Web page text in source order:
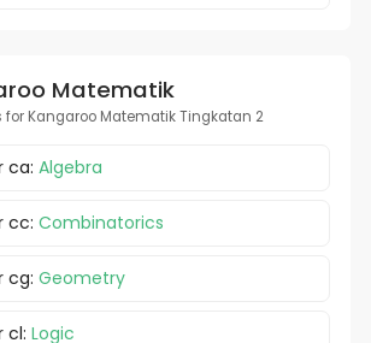
Matematik
for Kangaroo Matematik Tingkatan 2
ca:Algebra
cc:Combinatorics
cg:Geometry
cl:Logic